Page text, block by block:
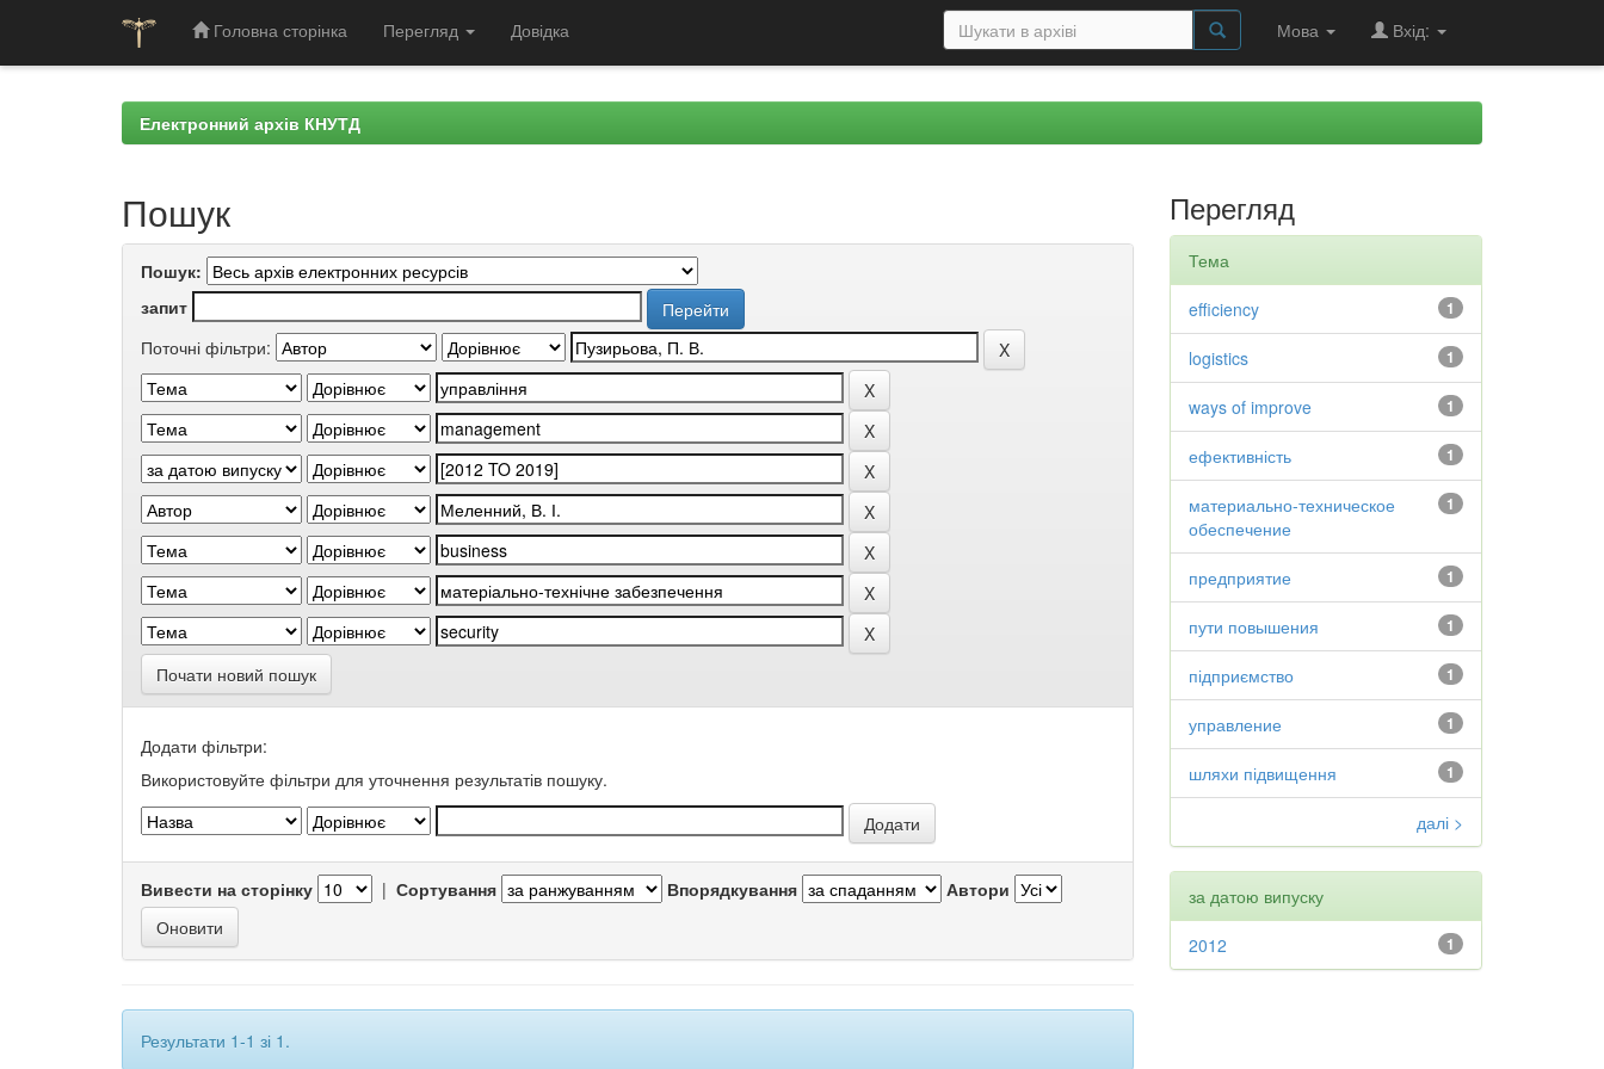
Головна сторінка Перегляд Довідка Мова Вхід:
Електронний архів КНУТД
Пошук
Пошук:
запит
Поточні фільтри:
Почати новий пошук
Додати фільтри:
Використовуйте фільтри для уточнення результатів пошуку.
Вивести на сторінку | Сортування Впорядкування Автори
Результати 1-1 зі 1.
Перегляд
Тема
1
efficiency
1
logistics
1
ways of improve
1
ефективність
1
материально-техническое
обеспечение
1
предприятие
1
пути повышения
1
підприємство
1
управление
1
шляхи підвищення
далі >
за датою випуску
1
2012